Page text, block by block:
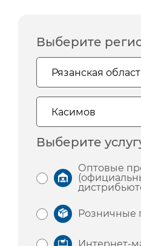
Выберите
Выберите
Оптовые
Розничные